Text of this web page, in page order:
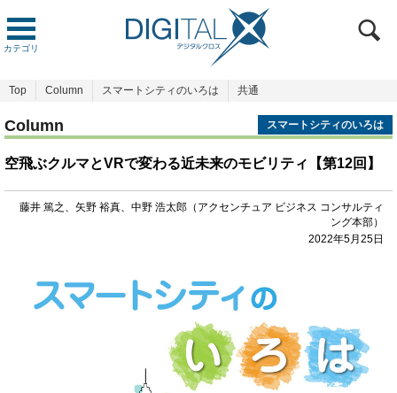
カテゴリ
Top Column スマートシティのいろは 共通
Column スマートシティのいろは
空飛ぶクルマとVRで変わる近未来のモビリティ【第12回】
藤井 篤之、矢野 裕真、中野 浩太郎（アクセンチュア ビジネス コンサルティ
ング本部）
2022年5月25日